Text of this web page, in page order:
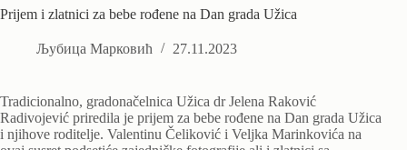
Prijem i zlatnici za bebe rođene na Dan grada Užica
Љубица Марковић 27.11.2023
Tradicionalno, gradonačelnica Užica dr Jelena Raković
Radivojević priredila je prijem za bebe rođene na Dan grada Užica
i njihove roditelje. Valentinu Čeliković i Veljka Marinkovića na